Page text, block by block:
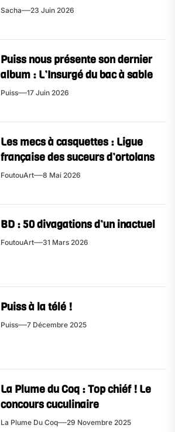
Sacha 23 Juin 2026
Puiss nous présente son dernier
album : L’Insurgé du bac à sable
Puiss 17 Juin 2026
Les mecs à casquettes : Ligue
française des suceurs d’ortolans
FoutouArt 8 Mai 2026
BD : 50 divagations d’un inactuel
FoutouArt 31 Mars 2026
Puiss à la télé !
Puiss 7 Décembre 2025
La Plume du Coq : Top chiéf ! Le
concours cuculinaire
La Plume Du Coq 29 Novembre 2025